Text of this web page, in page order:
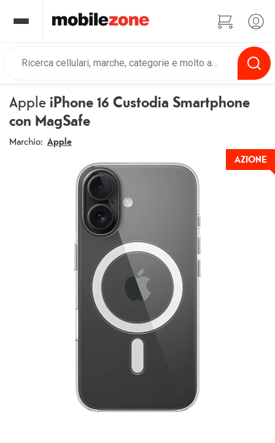
Apple iPhone 16 Custodia Smartphone
con MagSafe
Marchio: Apple
AZIONE